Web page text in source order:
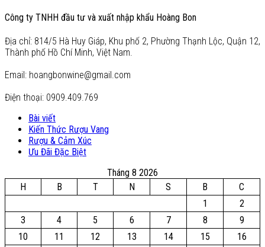
Công ty TNHH đầu tư và xuất nhập khẩu Hoàng Bon
Địa chỉ: 814/5 Hà Huy Giáp, Khu phố 2, Phường Thạnh Lộc, Quận 12,
Thành phố Hồ Chí Minh, Việt Nam.
Email: hoangbonwine@gmail.com
Điện thoại: 0909.409.769
Bài viết
Kiến Thức Rượu Vang
Rượu & Cảm Xúc
Ưu Đãi Đặc Biệt
Tháng 8 2026
H
B T N S B
C
1
2
3
4 5 6 7 8
9
10
11 12 13 14 15
16